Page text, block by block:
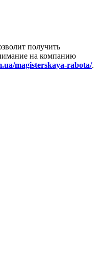
получить
на компанию
magisterskaya-rabota/.